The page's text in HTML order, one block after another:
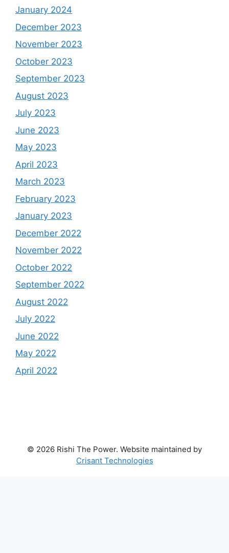
January 2024
December 2023
November 2023
October 2023
September 2023
August 2023
July 2023
June 2023
May 2023
April 2023
March 2023
February 2023
January 2023
December 2022
November 2022
October 2022
September 2022
August 2022
July 2022
June 2022
May 2022
April 2022
© 2026 Rishi The Power. Website maintained by
Crisant Technologies